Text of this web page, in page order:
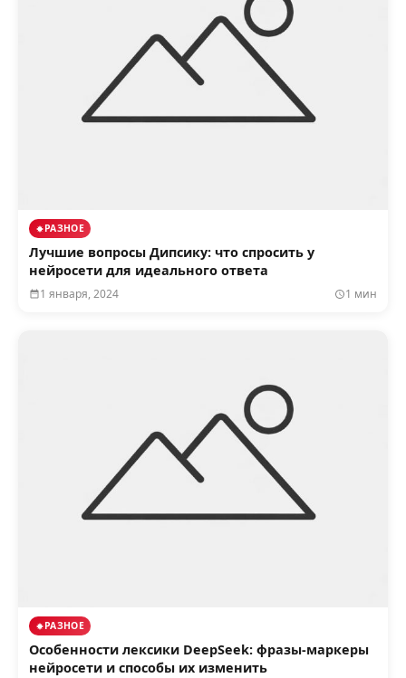
РАЗНОЕ
Лучшие вопросы Дипсику: что спросить у
нейросети для идеального ответа
1 января, 2024 1 мин
РАЗНОЕ
Особенности лексики DeepSeek: фразы-маркеры
нейросети и способы их изменить